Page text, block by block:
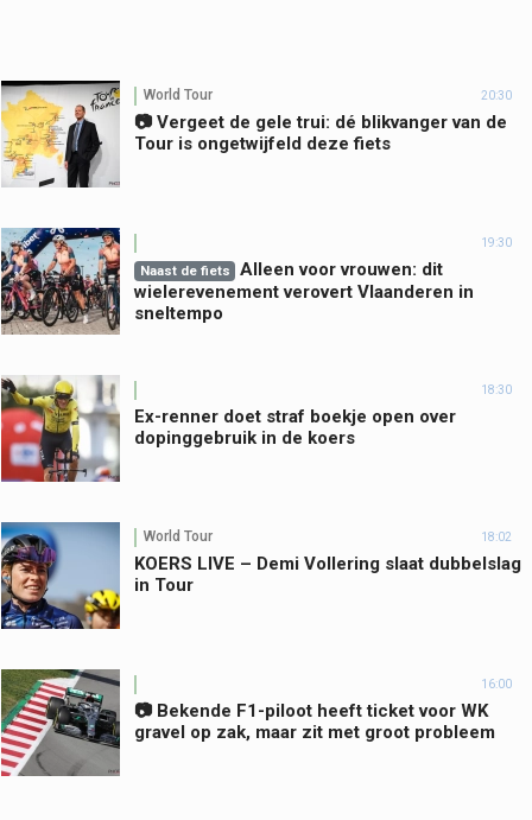
World Tour 20:30
📷 Vergeet de gele trui: dé blikvanger van de
Tour is ongetwijfeld deze fiets
19:30
Naast de fiets
Alleen voor vrouwen: dit
wielerevenement verovert Vlaanderen in
sneltempo
18:30
Ex-renner doet straf boekje open over
dopinggebruik in de koers
World Tour 18:02
KOERS LIVE – Demi Vollering slaat dubbelslag
in Tour
16:00
📷 Bekende F1-piloot heeft ticket voor WK
gravel op zak, maar zit met groot probleem